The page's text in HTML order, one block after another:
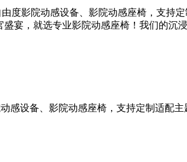
度影院动感设备、影院动感座椅，支持
宴，就选专业影院动感座椅！我们的沉
动感设备、影院动感座椅，支持定制适配主